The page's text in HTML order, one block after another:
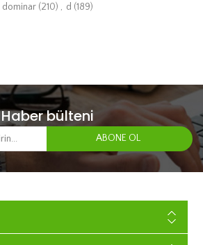
dominar (210) , d (189)
Haber bülteni